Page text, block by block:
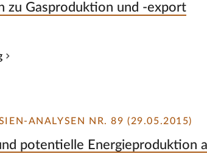
zu Gasproduktion und -export
ANALYSEN NR. 89 (29.05.2015)
potentielle Energieproduktion